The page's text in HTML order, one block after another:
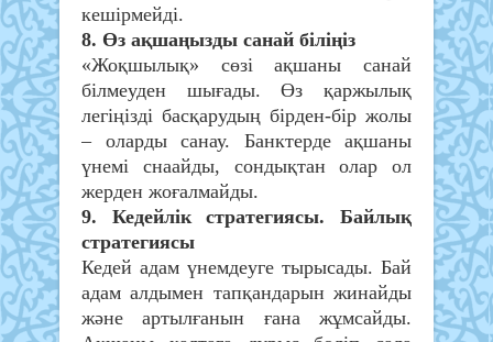
кешірмейді.
8. Өз ақшаңызды санай біліңіз
«Жоқшылық» сөзі ақшаны санай
білмеуден шығады. Өз қаржылық
легіңізді басқарудың бірден-бір жолы
– оларды санау. Банктерде ақшаны
үнемі снаайды, сондықтан олар ол
жерден жоғалмайды.
9. Кедейлік стратегиясы. Байлық
стратегиясы
Кедей адам үнемдеуге тырысады. Бай
адам алдымен тапқандарын жинайды
және артылғанын ғана жұмсайды.